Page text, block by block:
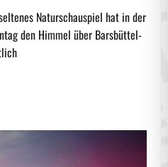
Naturschauspiel hat in der
den Himmel über Barsbüttel-